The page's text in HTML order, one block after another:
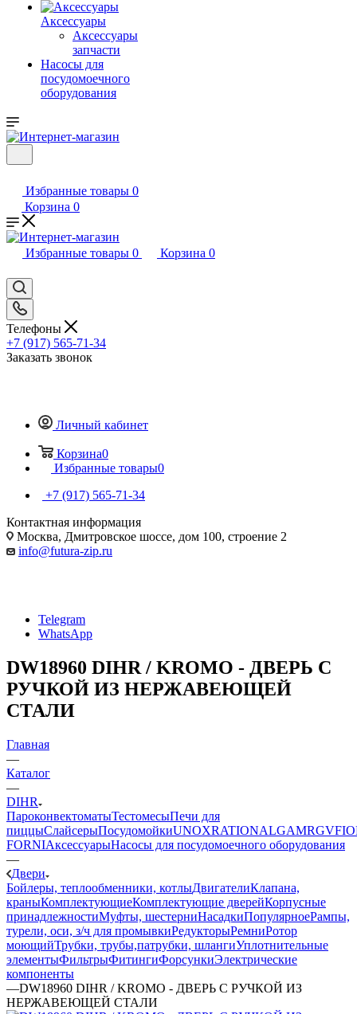
Аксессуары
Аксессуары
запчасти
Насосы для
посудомоечного
оборудования
Избранные товары 0
Корзина 0
Избранные товары 0 Корзина 0
Телефоны
+7 (917) 565-71-34
Заказать звонок
Личный кабинет
Корзина0
Избранные товары0
+7 (917) 565-71-34
Контактная информация
Москва, Дмитровское шоссе, дом 100, строение 2
info@futura-zip.ru
Telegram
WhatsApp
DW18960 DIHR / KROMO - ДВЕРЬ С
РУЧКОЙ ИЗ НЕРЖАВЕЮЩЕЙ
СТАЛИ
Главная
—
Каталог
—
DIHR
ПароконвектоматыТестомесыПечи для
пиццыСлайсерыПосудомойкиUNOXRATIONALGAMRGV
FORNIАксессуарыНасосы для посудомоечного оборудования
—
Двери
Бойлеры, теплообменники, котлыДвигателиКлапана,
краныКомплектующиеКомплектующие дверейКорпусные
принадлежностиМуфты, шестерниНасадкиПопулярноеРампы,
турели, оси, з/ч для промывкиРедукторыРемниРотор
моющийТрубки, трубы,патрубки, шлангиУплотнительные
элементыФильтрыФитингиФорсункиЭлектрические
компоненты
—DW18960 DIHR / KROMO - ДВЕРЬ С РУЧКОЙ ИЗ
НЕРЖАВЕЮЩЕЙ СТАЛИ